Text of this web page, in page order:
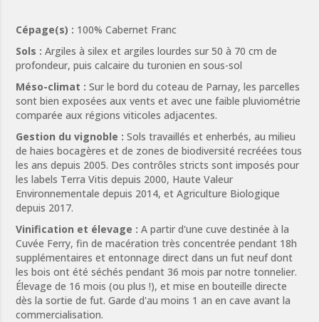
Cépage(s) : 100% Cabernet Franc
Sols : Argiles à silex et argiles lourdes sur 50 à 70 cm de
profondeur, puis calcaire du turonien en sous-sol
Méso-climat : Sur le bord du coteau de Parnay, les parcelles
sont bien exposées aux vents et avec une faible pluviométrie
comparée aux régions viticoles adjacentes.
Gestion du vignoble : Sols travaillés et enherbés, au milieu
de haies bocagères et de zones de biodiversité recréées tous
les ans depuis 2005. Des contrôles stricts sont imposés pour
les labels Terra Vitis depuis 2000, Haute Valeur
Environnementale depuis 2014, et Agriculture Biologique
depuis 2017.
Vinification et élevage : A partir d'une cuve destinée à la
Cuvée Ferry, fin de macération très concentrée pendant 18h
supplémentaires et entonnage direct dans un fut neuf dont
les bois ont été séchés pendant 36 mois par notre tonnelier.
Élevage de 16 mois (ou plus !), et mise en bouteille directe
dès la sortie de fut. Garde d'au moins 1 an en cave avant la
commercialisation.